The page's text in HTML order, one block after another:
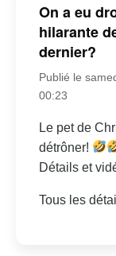
On a eu
hilarante
dernier?
Publié le
00:23
Le pet de
détrôner!
Détails et
Tous les